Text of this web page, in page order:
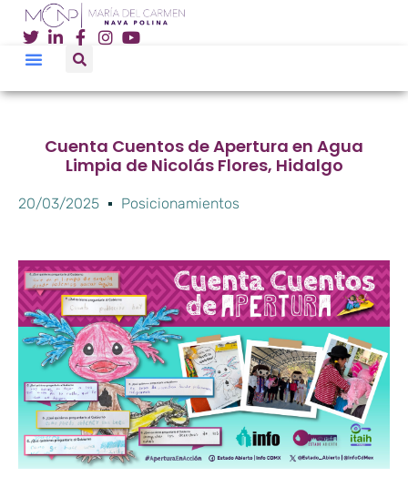
Cuenta Cuentos de Apertura en Agua
Limpia de Nicolás Flores, Hidalgo
20/03/2025 Posicionamientos